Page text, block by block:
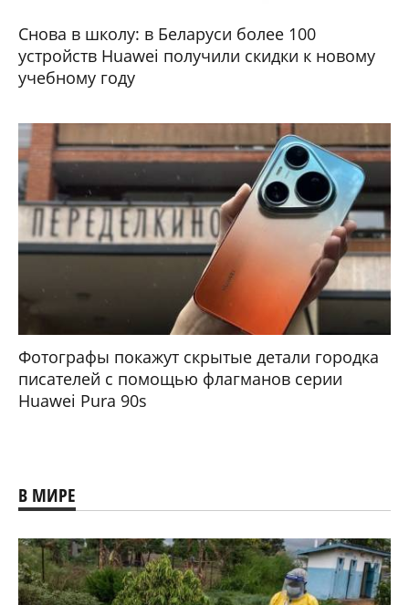
Снова в школу: в Беларуси более 100
устройств Huawei получили скидки к новому
учебному году
Фотографы покажут скрытые детали городка
писателей с помощью флагманов серии
Huawei Pura 90s
В МИРЕ